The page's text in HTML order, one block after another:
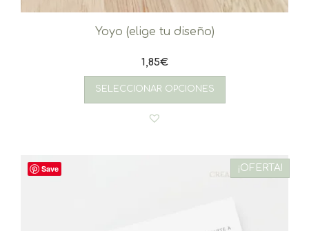
Yoyo (elige tu diseño)
1,85€
SELECCIONAR OPCIONES
Save ¡OFERTA!